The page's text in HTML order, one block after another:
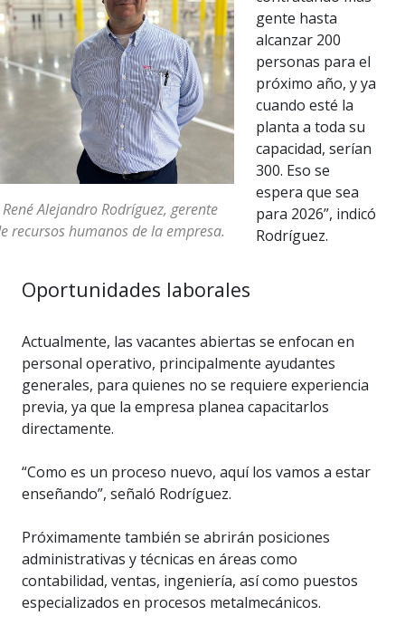
René Alejandro Rodríguez, gerente
recursos humanos de la empresa.
gente hasta
alcanzar 200
personas para el
próximo año, y ya
cuando esté la
planta a toda su
capacidad, serían
300. Eso se
espera que sea
para 2026”, indicó
Rodríguez.
Oportunidades laborales
Actualmente, las vacantes abiertas se enfocan en
personal operativo, principalmente ayudantes
generales, para quienes no se requiere experiencia
previa, ya que la empresa planea capacitarlos
directamente.
“Como es un proceso nuevo, aquí los vamos a estar
enseñando”, señaló Rodríguez.
Próximamente también se abrirán posiciones
administrativas y técnicas en áreas como
contabilidad, ventas, ingeniería, así como puestos
especializados en procesos metalmecánicos.